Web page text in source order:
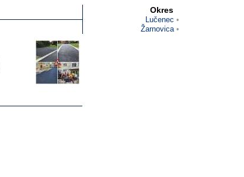
Okres
Lučenec
Žarnovica